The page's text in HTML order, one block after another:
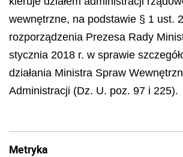
wewnętrzne, na podstawie § 1 ust.
rozporządzenia Prezesa Rady
stycznia 2018 r. w sprawie
działania Ministra Spraw
Administracji (Dz. U. poz. 97 i 225).
Metryka